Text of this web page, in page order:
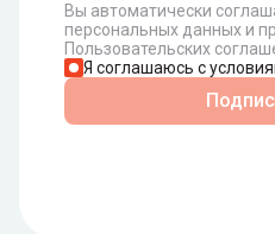
Вы автоматически
персональных данных и
Пользовательских
Я соглашаюсь с